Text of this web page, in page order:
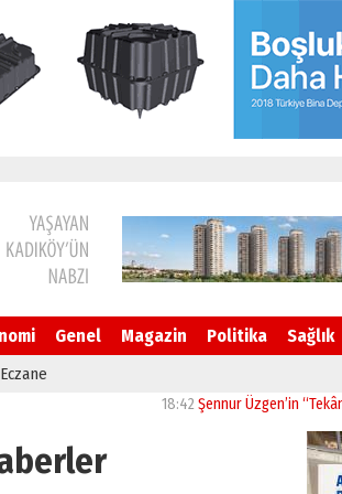
Genel Magazin Politika Sağlık
Şennur Üzgen’in “Tekâmül” Eseri